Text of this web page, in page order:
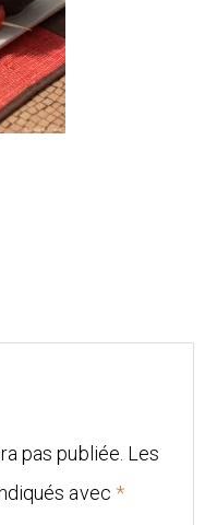
pas publiée. Les
avec *